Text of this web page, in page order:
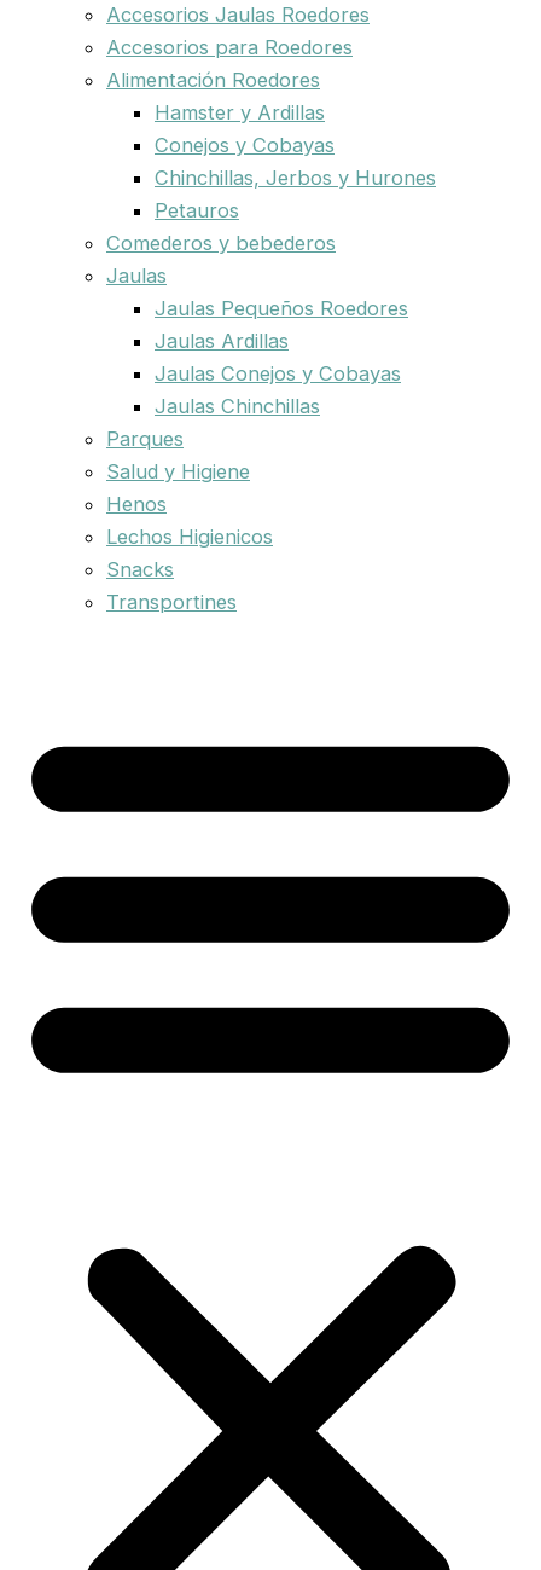
Accesorios Jaulas Roedores
Accesorios para Roedores
Alimentación Roedores
Hamster y Ardillas
Conejos y Cobayas
Chinchillas, Jerbos y Hurones
Petauros
Comederos y bebederos
Jaulas
Jaulas Pequeños Roedores
Jaulas Ardillas
Jaulas Conejos y Cobayas
Jaulas Chinchillas
Parques
Salud y Higiene
Henos
Lechos Higienicos
Snacks
Transportines